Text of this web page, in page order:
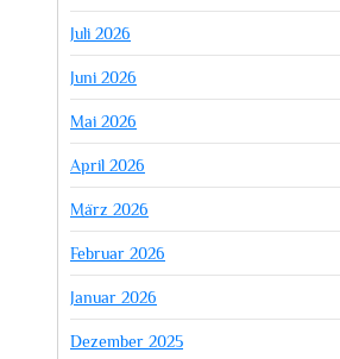
Juli 2026
Juni 2026
Mai 2026
April 2026
März 2026
Februar 2026
Januar 2026
Dezember 2025